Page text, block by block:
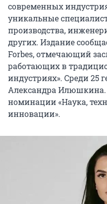
современных
уникальные
производства,
других. Издание
Forbes, отмечающий
работающих в
индустриях». Среди 25
Александра
номинации «Наука,
инновации».